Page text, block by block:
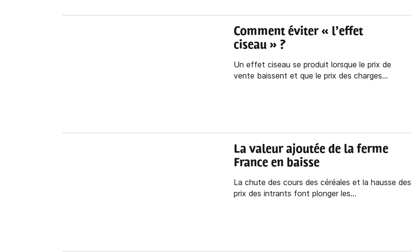
Comment éviter « l’effet
ciseau » ?
Un effet ciseau se produit lorsque le prix de
vente baissent et que le prix des charges...
La valeur ajoutée de la ferme
France en baisse
La chute des cours des céréales et la hausse des
prix des intrants font plonger les...